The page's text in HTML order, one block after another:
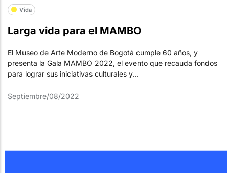
Vida
Larga vida para el MAMBO
El Museo de Arte Moderno de Bogotá cumple 60 años, y
presenta la Gala MAMBO 2022, el evento que recauda fondos
para lograr sus iniciativas culturales y...
Septiembre/08/2022